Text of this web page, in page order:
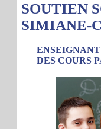
SOUTIEN
SIMIANE-
DES COURS